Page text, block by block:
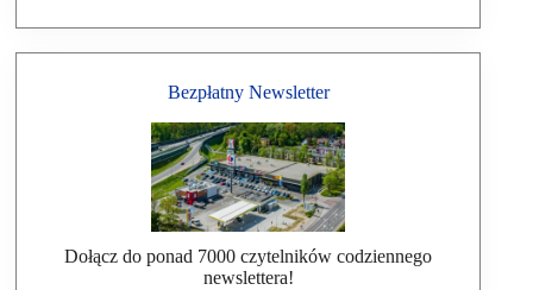
Bezpłatny Newsletter
Dołącz do ponad 7000 czytelników codziennego
newslettera!